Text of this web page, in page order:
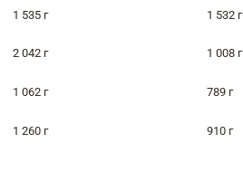
1 535 г 1 532 г
2 042 г 1 008 г
1 062 г 789 г
1 260 г 910 г